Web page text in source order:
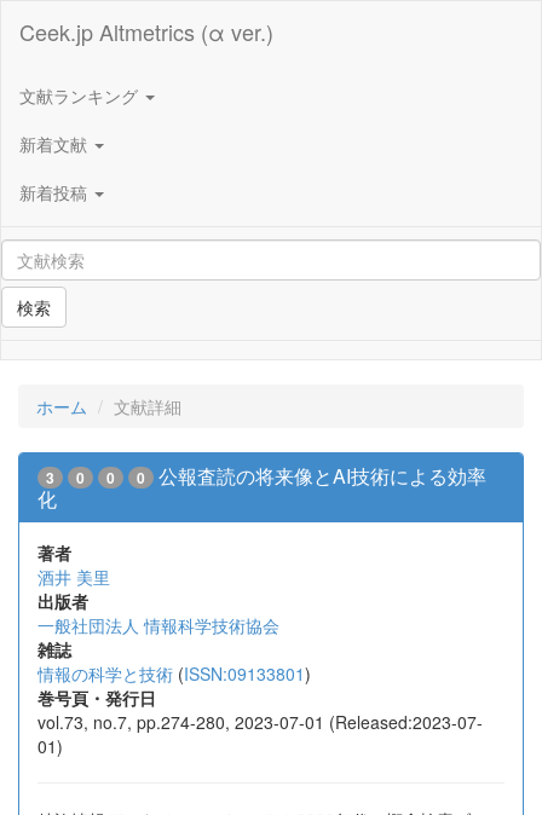
Ceek.jp Altmetrics (α ver.)
文献ランキング
新着文献
新着投稿
検索
ホーム 文献詳細
3 0 0 0
公報査読の将来像とAI技術による効率
化
著者
酒井 美里
出版者
一般社団法人 情報科学技術協会
雑誌
情報の科学と技術 (ISSN:09133801)
巻号頁・発行日
vol.73, no.7, pp.274-280, 2023-07-01 (Released:2023-07-
01)